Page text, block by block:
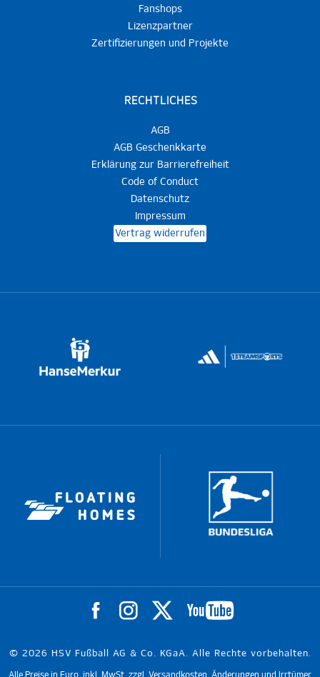
Fanshops
Lizenzpartner
Zertifizierungen und Projekte
RECHTLICHES
AGB
AGB Geschenkkarte
Erklärung zur Barrierefreiheit
Code of Conduct
Datenschutz
Impressum
Vertrag widerrufen
© 2026 HSV Fußball AG & Co. KGaA. Alle Rechte vorbehalten.